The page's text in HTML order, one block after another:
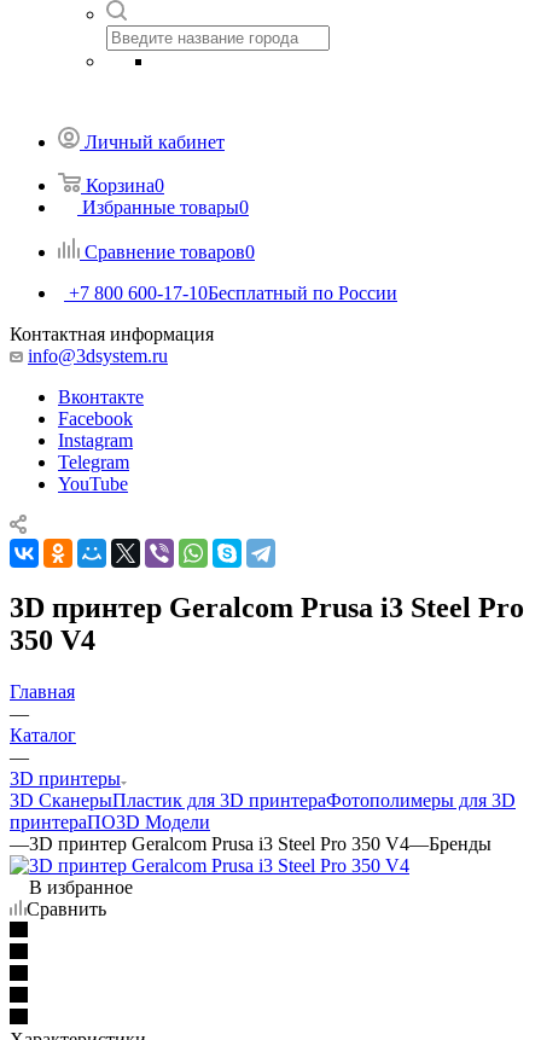
Личный кабинет
Корзина0
Избранные товары0
Сравнение товаров0
+7 800 600-17-10Бесплатный по России
Контактная информация
info@3dsystem.ru
Вконтакте
Facebook
Instagram
Telegram
YouTube
3D принтер Geralcom Prusa i3 Steel Pro
350 V4
Главная
—
Каталог
—
3D принтеры
3D СканерыПластик для 3D принтераФотополимеры для 3D
принтераПО3D Модели
—3D принтер Geralcom Prusa i3 Steel Pro 350 V4—Бренды
В избранное
Сравнить